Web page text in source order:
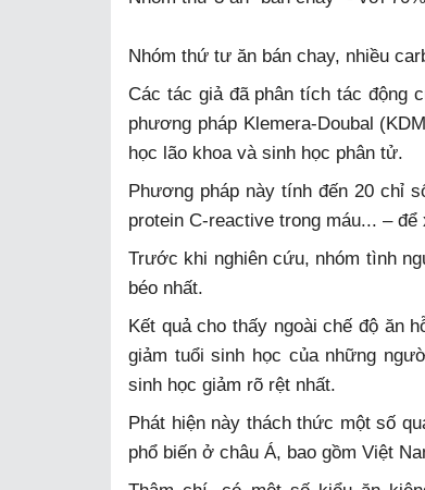
Nhóm thứ tư ăn bán chay, nhiều
Các tác giả đã phân tích tác động
phương pháp Klemera-Doubal
học lão khoa và sinh học phân tử.
Phương pháp này tính đến 20 chỉ
protein C-reactive trong máu... –
Trước khi nghiên cứu, nhóm tình
béo nhất.
Kết quả cho thấy ngoài chế độ ăn
giảm tuổi sinh học của những
sinh học giảm rõ rệt nhất.
Phát hiện này thách thức một số
phổ biến ở châu Á, bao gồm Việt